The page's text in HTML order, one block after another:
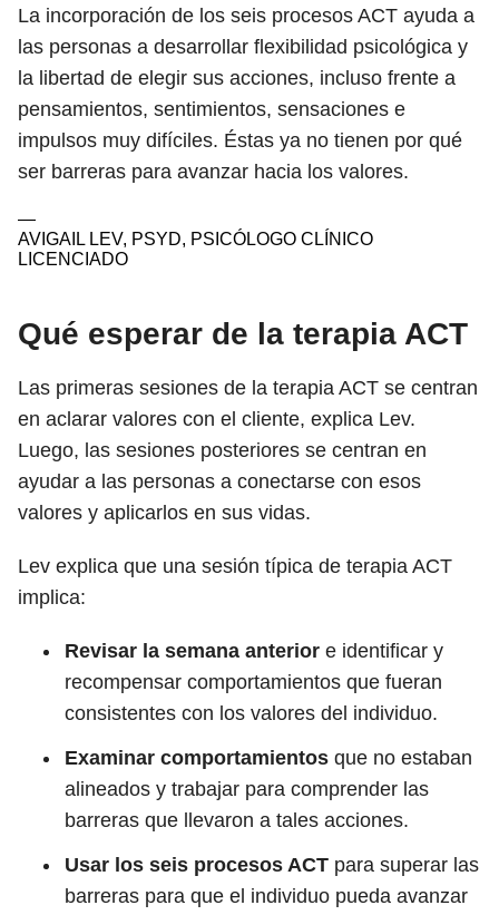
La incorporación de los seis procesos ACT ayuda a
las personas a desarrollar flexibilidad psicológica y
la libertad de elegir sus acciones, incluso frente a
pensamientos, sentimientos, sensaciones e
impulsos muy difíciles. Éstas ya no tienen por qué
ser barreras para avanzar hacia los valores.
—
AVIGAIL LEV, PSYD, PSICÓLOGO CLÍNICO
LICENCIADO
Qué esperar de la terapia ACT
Las primeras sesiones de la terapia ACT se centran
en aclarar valores con el cliente, explica Lev.
Luego, las sesiones posteriores se centran en
ayudar a las personas a conectarse con esos
valores y aplicarlos en sus vidas.
Lev explica que una sesión típica de terapia ACT
implica:
Revisar la semana anterior e identificar y
recompensar comportamientos que fueran
consistentes con los valores del individuo.
Examinar comportamientos que no estaban
alineados y trabajar para comprender las
barreras que llevaron a tales acciones.
Usar los seis procesos ACT para superar las
barreras para que el individuo pueda avanzar